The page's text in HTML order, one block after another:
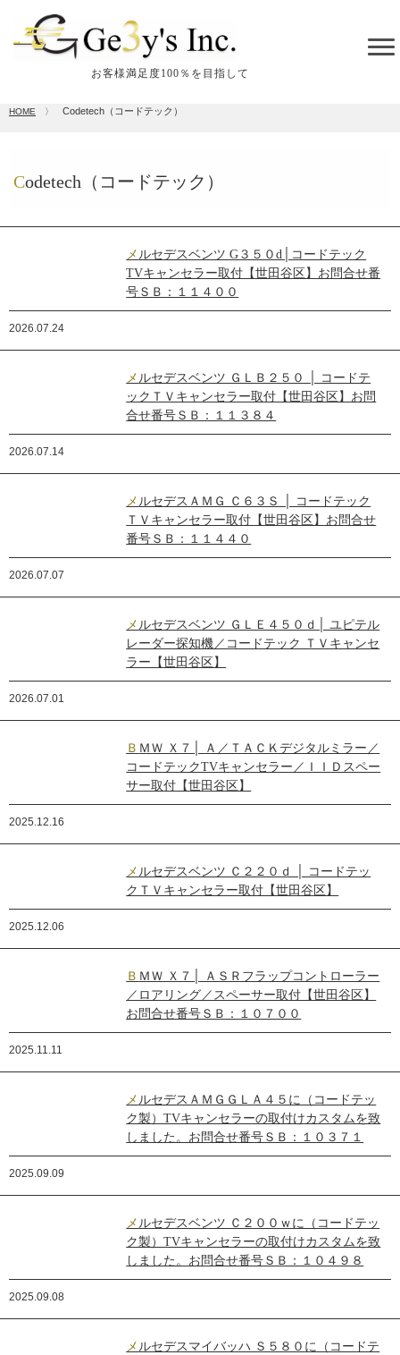
お客様満足度100％を目指して
HOME 〉 Codetech（コードテック）
Codetech（コードテック）
メルセデスベンツ G３５０d│コードテック
TVキャンセラー取付【世田谷区】お問合せ番
号ＳＢ：１１４００
2026.07.24
メルセデスベンツ ＧＬＢ２５０ │ コードテ
ックＴＶキャンセラー取付【世田谷区】お問
合せ番号ＳＢ：１１３８４
2026.07.14
メルセデスＡＭＧ Ｃ６３Ｓ │ コードテック
ＴＶキャンセラー取付【世田谷区】お問合せ
番号ＳＢ：１１４４０
2026.07.07
メルセデスベンツ ＧＬＥ４５０ｄ│ ユピテル
レーダー探知機／コードテック ＴＶキャンセ
ラー【世田谷区】
2026.07.01
ＢＭＷ Ｘ７│ Ａ／ＴＡＣＫデジタルミラー／
コードテックTVキャンセラー／ＩＩＤスペー
サー取付【世田谷区】
2025.12.16
メルセデスベンツ Ｃ２２０ｄ │ コードテッ
クＴＶキャンセラー取付【世田谷区】
2025.12.06
ＢＭＷ Ｘ７│ ＡＳＲフラップコントローラー
／ロアリング／スペーサー取付【世田谷区】
お問合せ番号ＳＢ：１０７００
2025.11.11
メルセデスＡＭＧＧＬＡ４５に（コードテッ
ク製）TVキャンセラーの取付けカスタムを致
しました。お問合せ番号ＳＢ：１０３７１
2025.09.09
メルセデスベンツ Ｃ２００ｗに（コードテッ
ク製）TVキャンセラーの取付けカスタムを致
しました。お問合せ番号ＳＢ：１０４９８
2025.09.08
メルセデスマイバッハ Ｓ５８０に（コードテ